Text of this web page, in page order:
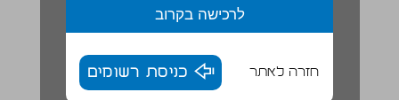
לרכישה בקרוב
חזרה לאתר כניסת רשומים